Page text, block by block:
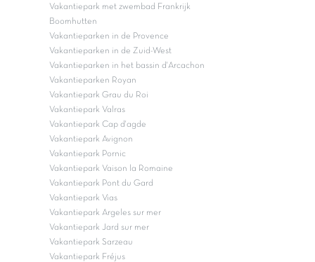
Vakantiepark met zwembad Frankrijk
Boomhutten
Vakantieparken in de Provence
Vakantieparken in de Zuid-West
Vakantieparken in het bassin d'Arcachon
Vakantieparken Royan
Vakantiepark Grau du Roi
Vakantiepark Valras
Vakantiepark Cap d'agde
Vakantiepark Avignon
Vakantiepark Pornic
Vakantiepark Vaison la Romaine
Vakantiepark Pont du Gard
Vakantiepark Vias
Vakantiepark Argeles sur mer
Vakantiepark Jard sur mer
Vakantiepark Sarzeau
Vakantiepark Fréjus